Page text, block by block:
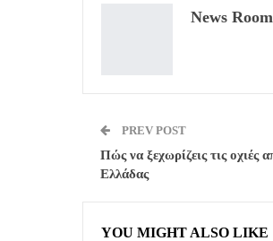
News Room
PREV POST
Πώς να ξεχωρίζεις τις οχιές
Ελλάδας
YOU MIGHT ALSO LIKE